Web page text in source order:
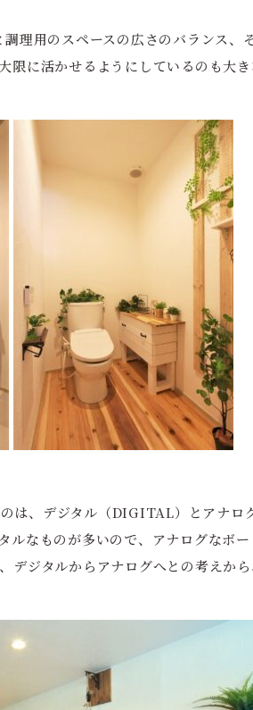
理用のスペースの広さのバランス
限に活かせるようにしているのも大き
は、デジタル（DIGITAL）とアナ
ルなものが多いので、アナログなボ
デジタルからアナログへとの考えから